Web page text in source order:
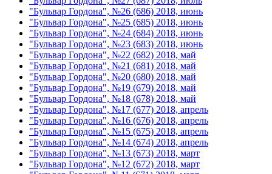
"Бульвар Гордона", №26 (686) 2018, июнь
"Бульвар Гордона", №25 (685) 2018, июнь
"Бульвар Гордона", №24 (684) 2018, июнь
"Бульвар Гордона", №23 (683) 2018, июнь
"Бульвар Гордона", №22 (682) 2018, май
"Бульвар Гордона", №21 (681) 2018, май
"Бульвар Гордона", №20 (680) 2018, май
"Бульвар Гордона", №19 (679) 2018, май
"Бульвар Гордона", №18 (678) 2018, май
"Бульвар Гордона", №17 (677) 2018, апрель
"Бульвар Гордона", №16 (676) 2018, апрель
"Бульвар Гордона", №15 (675) 2018, апрель
"Бульвар Гордона", №14 (674) 2018, апрель
"Бульвар Гордона", №13 (673) 2018, март
"Бульвар Гордона", №12 (672) 2018, март